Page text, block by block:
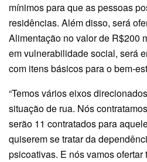
mínimos para que as pessoas
residências. Além disso, será
Alimentação no valor de R$200
em vulnerabilidade social, será
com itens básicos para o bem-
“Temos vários eixos
situação de rua. Nós
serão 11 contratados para
quiserem se tratar da
psicoativas. E nós vamos